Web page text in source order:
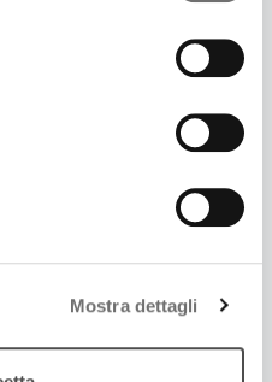
Mostra dettagli
ha ospitato una
alla collaborazione